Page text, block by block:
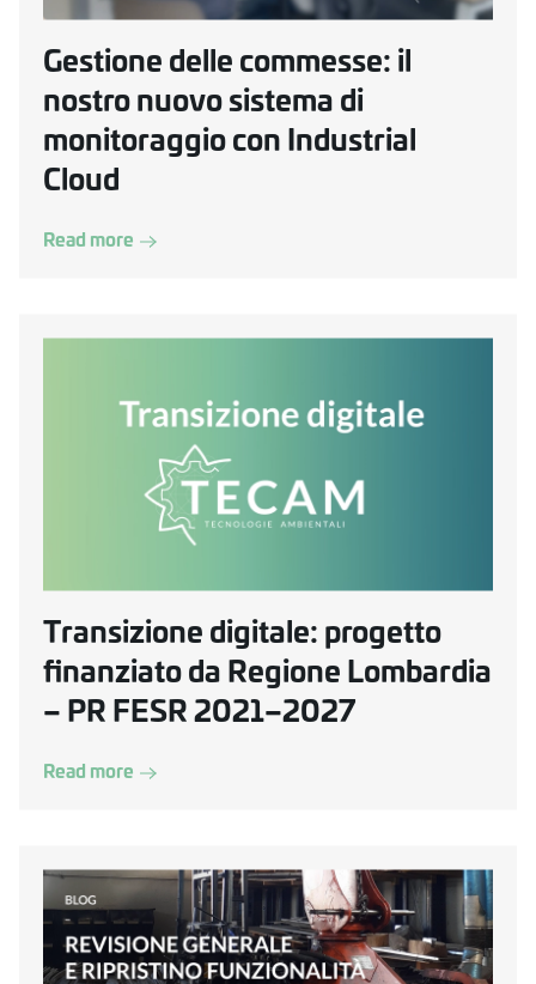
Gestione delle commesse: il
nostro nuovo sistema di
monitoraggio con Industrial
Cloud
Read more
Transizione digitale: progetto
finanziato da Regione Lombardia
– PR FESR 2021–2027
Read more